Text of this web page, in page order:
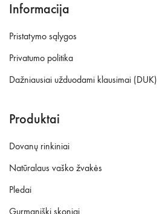
Informacija
Pristatymo sąlygos
Privatumo politika
Dažniausiai užduodami klausimai (DUK)
Produktai
Dovanų rinkiniai
Natūralaus vaško žvakės
Pledai
Gurmaniški skoniai